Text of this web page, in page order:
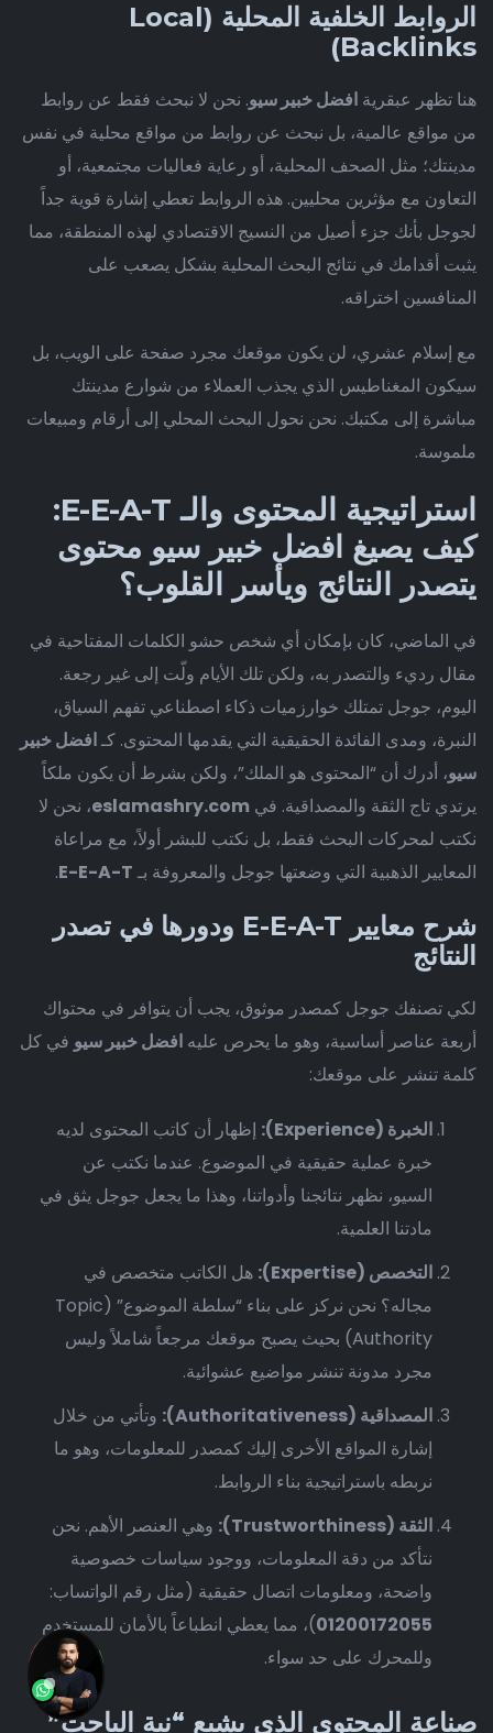
الروابط الخلفية المحلية (Local
Backlinks)
هنا تظهر عبقرية افضل خبير سيو. نحن لا نبحث فقط عن روابط
من مواقع عالمية، بل نبحث عن روابط من مواقع محلية في نفس
مدينتك؛ مثل الصحف المحلية، أو رعاية فعاليات مجتمعية، أو
التعاون مع مؤثرين محليين. هذه الروابط تعطي إشارة قوية جداً
لجوجل بأنك جزء أصيل من النسيج الاقتصادي لهذه المنطقة، مما
يثبت أقدامك في نتائج البحث المحلية بشكل يصعب على
المنافسين اختراقه.
مع إسلام عشري، لن يكون موقعك مجرد صفحة على الويب، بل
سيكون المغناطيس الذي يجذب العملاء من شوارع مدينتك
مباشرة إلى مكتبك. نحن نحول البحث المحلي إلى أرقام ومبيعات
ملموسة.
استراتيجية المحتوى والـ E-E-A-T:
كيف يصيغ افضل خبير سيو محتوى
يتصدر النتائج ويأسر القلوب؟
في الماضي، كان بإمكان أي شخص حشو الكلمات المفتاحية في
مقال رديء والتصدر به، ولكن تلك الأيام ولّت إلى غير رجعة.
اليوم، جوجل تمتلك خوارزميات ذكاء اصطناعي تفهم السياق،
النبرة، ومدى الفائدة الحقيقية التي يقدمها المحتوى. كـافضل خبير
سيو، أدرك أن “المحتوى هو الملك”، ولكن بشرط أن يكون ملكاً
يرتدي تاج الثقة والمصداقية. في eslamashry.com، نحن لا
نكتب لمحركات البحث فقط، بل نكتب للبشر أولاً، مع مراعاة
المعايير الذهبية التي وضعتها جوجل والمعروفة بـ E-E-A-T
.
شرح معايير E-E-A-T ودورها في تصدر
النتائج
لكي تصنفك جوجل كمصدر موثوق، يجب أن يتوافر في محتواك
أربعة عناصر أساسية، وهو ما يحرص عليه افضل خبير سيو في كل
كلمة تنشر على موقعك:
الخبرة (Experience):
إظهار أن كاتب المحتوى لديه
خبرة عملية حقيقية في الموضوع. عندما نكتب عن
السيو، نظهر نتائجنا وأدواتنا، وهذا ما يجعل جوجل يثق في
مادتنا العلمية.
التخصص (Expertise):
هل الكاتب متخصص في
مجاله؟ نحن نركز على بناء “سلطة الموضوع” (Topic
Authority) بحيث يصبح موقعك مرجعاً شاملاً وليس
مجرد مدونة تنشر مواضيع عشوائية.
المصداقية (Authoritativeness):
وتأتي من خلال
إشارة المواقع الأخرى إليك كمصدر للمعلومات، وهو ما
نربطه باستراتيجية بناء الروابط.
الثقة (Trustworthiness):
وهي العنصر الأهم. نحن
نتأكد من دقة المعلومات، ووجود سياسات خصوصية
واضحة، ومعلومات اتصال حقيقية (مثل رقم الواتساب:
01200172055)، مما يعطي انطباعاً بالأمان للمستخدم
وللمحرك على حد سواء.
صناعة المحتوى الذي يشبع “نية الباحث”